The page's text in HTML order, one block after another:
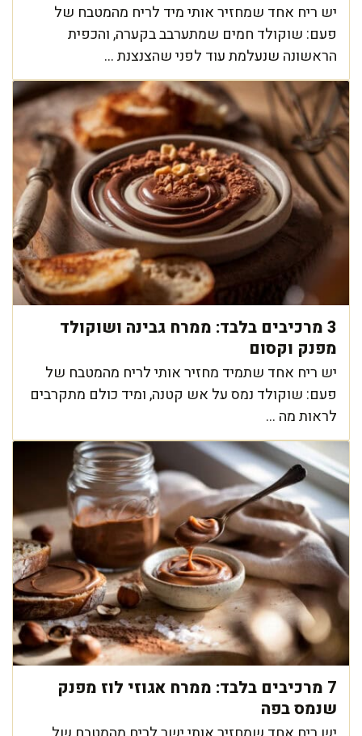
יש ריח אחד שמחזיר אותי מיד לריח מהמטבח של
פעם: שוקולד חמים שמתערבב בקערה, והכפית
הראשונה שנעלמת עוד לפני שהצנצנת ...
3 מרכיבים בלבד: ממרח גבינה ושוקולד
מפנק וקסום
יש ריח אחד שתמיד מחזיר אותי לריח מהמטבח של
פעם: שוקולד נמס על אש קטנה, ומיד כולם מתקרבים
לראות מה ...
7 מרכיבים בלבד: ממרח אגוזי לוז מפנק
שנמס בפה